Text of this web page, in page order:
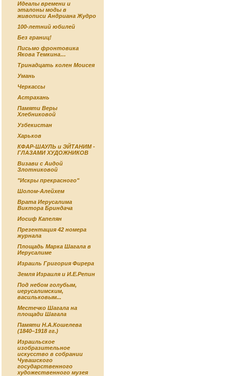
Идеалы времени и
эталоны моды в
живописи Андриана Жудро
100-летний юбилей
Без границ!
Письмо фронтовика
Якова Темкина…
Тринадцать колен Моисея
Умань
Черкассы
Астрахань
Памяти Веры
Хлебниковой
Узбекистан
Харьков
КФАР-ШАУЛЬ и ЭЙТАНИМ -
ГЛАЗАМИ ХУДОЖНИКОВ
Визави с Аидой
Злотниковой
"Искры прекрасного"
Шолом-Алейхем
Врата Иерусалима
Виктора Бриндача
Иосиф Капелян
Презентация 42 номера
журнала
Площадь Марка Шагала в
Иерусалиме
Израиль Григория Фирера
Земля Израиля и И.Е.Репин
Под небом голубым,
иерусалимским,
васильковым...
Местечко Шагала на
площади Шагала
Памяти Н.А.Кошелева
(1840–1918 гг.)
Израильское
изобразительное
искусство в собрании
Чувашского
государственного
художественного музея